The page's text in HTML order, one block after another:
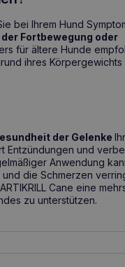
bei Ihrem Hund
Fortbewegung oder
für ältere Hunde
ihres Körpergewichts
der Gelenke
Entzündungen und
Anwendung
die Schmerzen
Cane eine
zu unterstützen.